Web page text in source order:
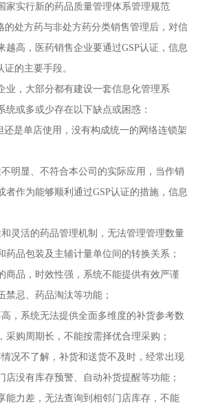
家实行新的药品质量管理体系管理规范
的处方药与非处方药分类销售管理后，对信
越高，医药销售企业要通过GSP认证，信息
证的主要手段。
业，大部分都有建设一套信息化管理系
统或多或少存在以下缺点或困惑：
还是单店使用，没有构成统一的网络连锁架
明显、不符合本公司的实际应用，当作销
者作为能够顺利通过GSP认证的措施，信息
灵活的药品管理机制，无法管理管理数量
药品包装及主辅计量单位间的转换关系；
商品，时效性强，系统不能提供有效严谨
禁忌、药品淘汰等功能；
，系统无法提供全面多维度的补货参考数
采购周期长，不能按需择优合理采购；
况不了解，补货和送货不及时，经常出现
店没有库存预警、自动补货提醒等功能；
能力差，无法查询到相邻门店库存，不能